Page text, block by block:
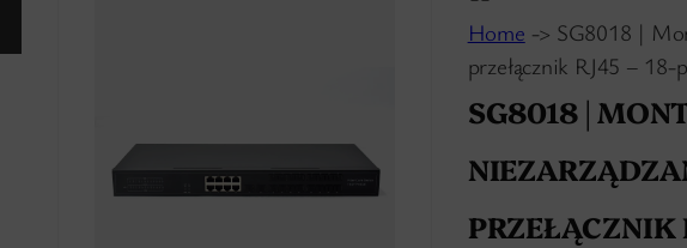
Home -> SG8018 |
przełącznik RJ45 –
SG8018 |